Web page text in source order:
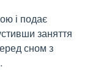
і подає
заняття
сном з